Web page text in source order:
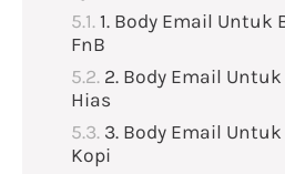
1. Body Email Untuk
FnB
2. Body Email
Hias
3. Body Email
Kopi